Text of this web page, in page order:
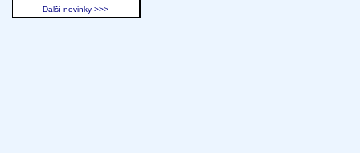
Další novinky >>>